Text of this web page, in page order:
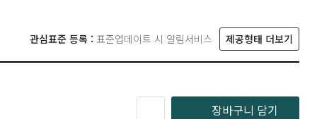
관심표준 등록 : 표준업데이트 시 알림서비스 제공형태 더보기
장바구니 담기